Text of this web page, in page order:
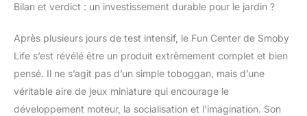
Bilan et verdict : un investissement durable pour le jardin ?
Après plusieurs jours de test intensif, le Fun Center de Smoby
Life s’est révélé être un produit extrêmement complet et bien
pensé. Il ne s’agit pas d’un simple toboggan, mais d’une
véritable aire de jeux miniature qui encourage le
développement moteur, la socialisation et l’imagination. Son